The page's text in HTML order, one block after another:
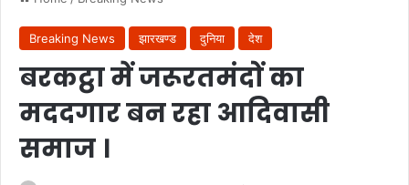
Breaking News झारखण्ड दुनिया देश
बरकट्ठा में जरूरतमंदों का
मददगार बन रहा आदिवासी
समाज ।